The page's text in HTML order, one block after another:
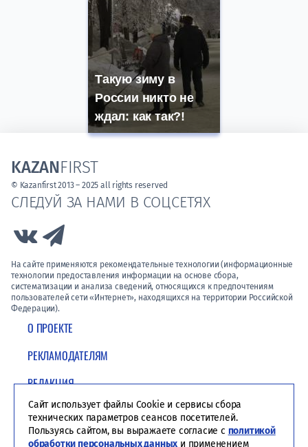
Такую зиму в
России никто не
ждал: как так?!
О ПРОЕКТЕ
РЕКЛАМОДАТЕЛЯМ
РЕДАКЦИЯ
ПОЛИТИКА КОНФИДЕНЦИАЛЬНОСТИ
СЛЕДУЙ ЗА НАМИ В СОЦСЕТЯХ
Link to Vk
На сайте применяются рекомендательные технологии (информационные
технологии предоставления информации на основе сбора,
систематизации и анализа сведений, относящихся к предпочтениям
пользователей сети «Интернет», находящихся на территории Российской
Федерации).
KAZANFIRST
© Kazanfirst 2013 – 2025 all rights reserved
Сайт использует файлы Cookie и сервисы сбора
технических параметров сеансов посетителей.
Пользуясь сайтом, вы выражаете согласие с политикой
обработки персональных данных и применением